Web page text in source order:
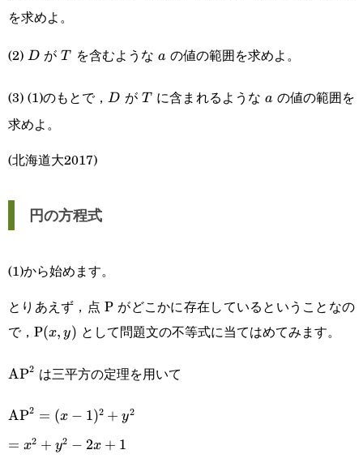
を求めよ。
(2) D
D がT
T を含むような a
a の値の範囲を求めよ。
(3) (1)のもとで，D
D が T
T に含まれるような a
a の値の範囲を
求めよ。
(北海道大2017)
円の方程式
(1)から始めます。
とりあえず，点 P がどこかに存在しているということなの
で，P(x,y)
(x, y) として問題文の不等式に当てはめてみます。
\text{AP}^2
AP2 は三平方の定理を用いて
\text{AP}^2=
(x-1)^2+y^2
AP2 = (x − 1)2 + y2
=x^2+y^2-
= x2 + y2 − 2x + 1